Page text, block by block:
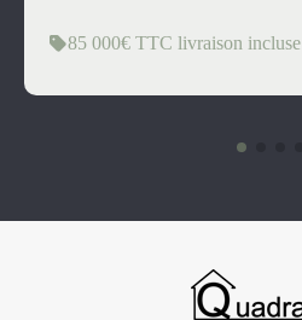
85 000€ TTC livraison incluse